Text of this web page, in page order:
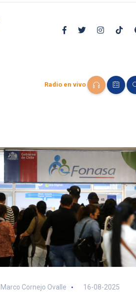
Radio en vivo
Marco Cornejo Ovalle 16-08-2025